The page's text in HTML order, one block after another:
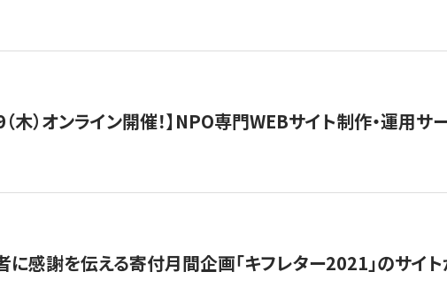
（木）オンライン開催！】NPO専門WEBサイト制作・運用
に感謝を伝える寄付月間企画「キフレター2021」のサイ